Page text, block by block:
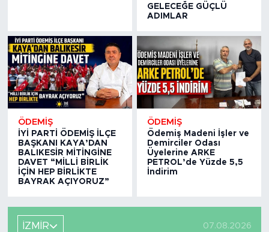
GELECEĞE GÜÇLÜ
ADIMLAR
ÖDEMİŞ
İYİ PARTİ ÖDEMİŞ İLÇE
BAŞKANI KAYA’DAN
BALIKESİR MİTİNGİNE
DAVET “MİLLİ BİRLİK
İÇİN HEP BİRLİKTE
BAYRAK AÇIYORUZ”
ÖDEMİŞ
Ödemiş Madeni İşler ve
Demirciler Odası
Üyelerine ARKE
PETROL’de Yüzde 5,5
İndirim
İZMİR 07.08.2026